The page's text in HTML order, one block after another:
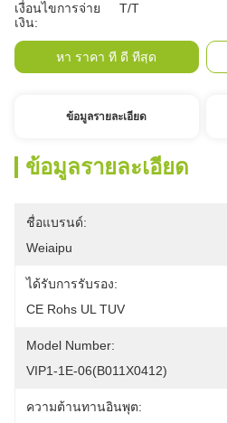
เงื่อนไขการจ่าย
เงิน:
T/T
หา ราคา ที่ ดี ที่สุด
ข้อมูลรายละเอียด
ข้อมูลรายละเอียด
ชื่อแบรนด์:
Weiaipu
ได้รับการรับรอง:
CE Rohs UL TUV
Model Number:
VIP1-1E-06(B011X0412)
ความต้านทานอินพุต: